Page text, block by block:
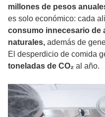
millones de pesos
es solo económico: cada
consumo innecesario de
naturales, además de
El desperdicio de comida
toneladas de CO₂ al año.